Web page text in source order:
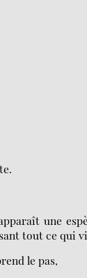
une
tout ce qui
le pas,